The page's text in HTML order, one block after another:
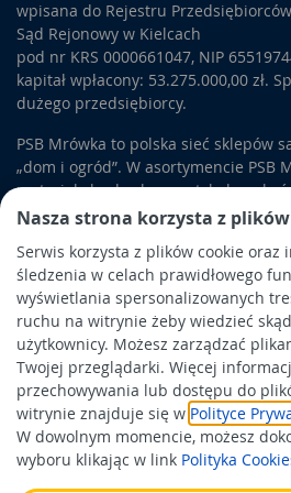
Nasza strona korzysta z
Serwis korzysta z plików cookie oraz
śledzenia w celach prawidłowego
wyświetlania spersonalizowanych
ruchu na witrynie żeby wiedzieć
użytkownicy. Możesz zarządzać
Twojej przeglądarki. Więcej
przechowywania lub dostępu do
witrynie znajduje się w Polityce
W dowolnym momencie, możesz
wyboru klikając w link Polityka
drewna, by ułatwić nam
wnętrza. Jeśli zależy nam na
ciekawym efekcie wizualnym,
przeszkleniami.Drzwi
całkiem ciekawe efekty, stając się
wpisana do Rejestru
Sąd Rejonowy w Kielcach
pod nr KRS 0000661047, NIP
kapitał wpłacony: 53.275.000,00 zł.
dużego przedsiębiorcy.
PSB Mrówka to polska sieć sklepów
„dom i ogród”. W asortymencie PSB
materiały budowlane, artykuły
wyposażenie łazienek i kuchni,
artykuły związane z ogrodem i
Obowiązek informacyjny
Polityka prywatności
Polityka Cookies
Odbiór zużytego sprzętu
Wspierają nas: